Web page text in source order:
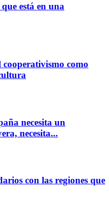
está en una
como
necesita un
necesita...
con las regiones que